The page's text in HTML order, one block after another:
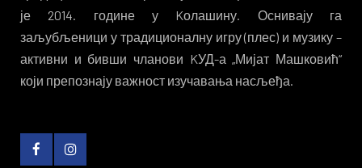
је 2014. године у Kолашину. Оснивају га
заљубљеници у традиционалну игру (плес) и музику –
активни и бивши чланови KУД-а „Мијат Машковић“
који препознају важност изучавања насљеђа.